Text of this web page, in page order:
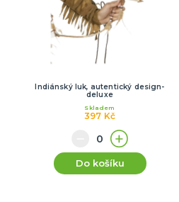
Indiánský luk, autentický design-
deluxe
397 Kč
Skladem
Do košíku